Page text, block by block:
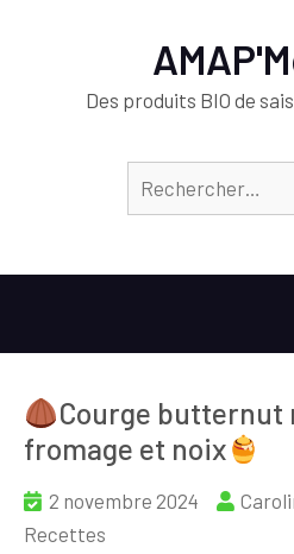
Des produits BIO de
Courge butternut
fromage et noix
2 novembre 2024
Recettes